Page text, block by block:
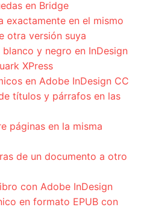
en Bridge
exactamente en el mismo
otra versión suya
y negro en InDesign
XPress
en Adobe InDesign CC
títulos y párrafos en las
páginas en la misma
de un documento a otro
con Adobe InDesign
en formato EPUB con